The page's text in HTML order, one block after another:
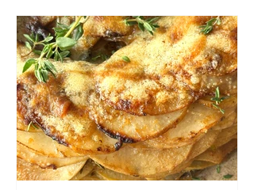
לחג שבועות, צבעוניים, משלבים ירק וגבינות,
ובעיקר? טעימים בצורה קיצונית. זה המתאבן
שלכם לארוחה הזו, סמכו עליי. בואו נכין
פלפלוני סוויט בייט במילוי גבינות בתנו